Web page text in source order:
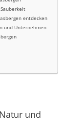
entdecken
und Unternehmen
und